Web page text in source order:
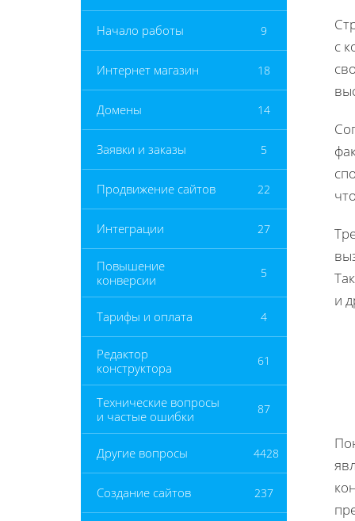
Начало работы 9
Интернет магазин 18
Домены 14
Заявки и заказы 5
Продвижение сайтов 22
Интеграции 27
Повышение
конверсии
5
Тарифы и оплата 4
Редактор
конструктора
61
Технические вопросы
и частые ошибки
87
Другие вопросы 4428
Создание сайтов 237
с
и